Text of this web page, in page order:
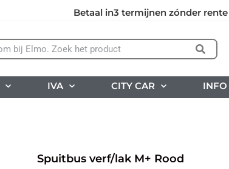
Betaal in3 termijnen zónder
IVA CITY CAR INFO
Spuitbus verf/lak M+ Rood